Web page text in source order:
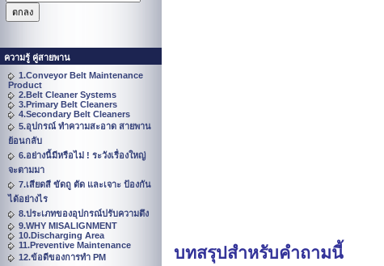
ความรู้ คู่สายพาน
1.Conveyor Belt Maintenance
Product
2.Belt Cleaner Systems
3.Primary Belt Cleaners
4.Secondary Belt Cleaners
5.อุปกรณ์ ทำความสะอาด สายพาน
ย้อนกลับ
6.อย่างนี้มีหรือไม่ ! ระวังเรื่องใหญ่
จะตามมา
7.เสียดสี ขัดถู ตัด และเจาะ ป้องกัน
ได้อย่างไร
8.ประเภทของอุปกรณ์ปรับความตึง
9.WHY MISALIGNMENT
10.Discharging Area
11.Preventive Maintenance
12.ข้อดีของการทำ PM
บทสรุปสำหรับคำถามนี้